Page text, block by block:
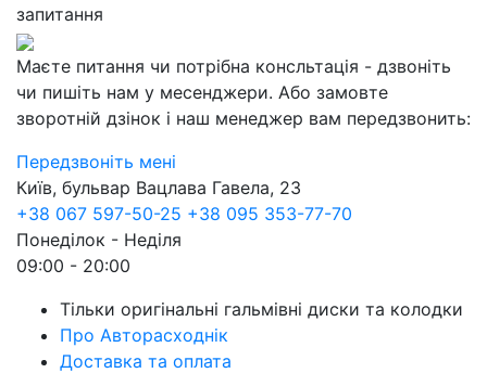
запитання
Маєте питання чи потрібна консльтація - дзвоніть
чи пишіть нам у месенджери. Або замовте
зворотній дзінок і наш менеджер вам передзвонить:
Передзвоніть мені
Київ, бульвар Вацлава Гавела, 23
+38 067 597-50-25 +38 095 353-77-70
Понеділок - Неділя
09:00 - 20:00
Тільки оригінальні гальмівні диски та колодки
Про Авторасходнік
Доставка та оплата